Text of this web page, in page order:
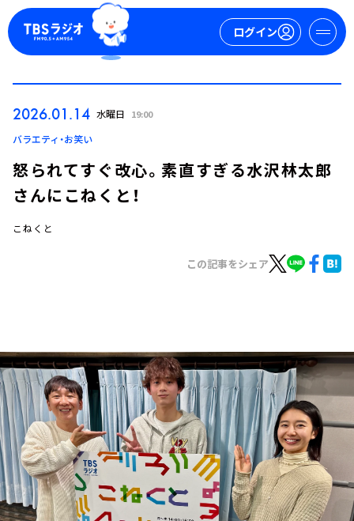
ログイン
ログイン
お知らせ
イベント・グッズ
YouTube
会社情報
2026.01.14 水曜日 19:00
バラエティ・お笑い
怒られてすぐ改心。素直すぎる水沢林太郎
さんにこねくと！
こねくと
この記事をシェア